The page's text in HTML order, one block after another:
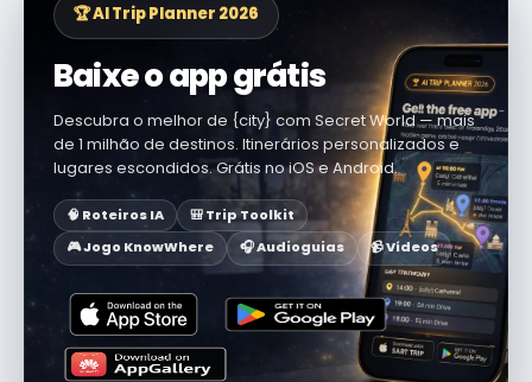
🏆 AI Trip Planner 2026
Baixe o app grátis
Descubra o melhor de {city} com Secret World — mais
de 1 milhão de destinos. Itinerários personalizados e
lugares escondidos. Grátis no iOS e Android.
🧠 Roteiros IA
🎒 Trip Toolkit
🎮 Jogo KnowWhere
🎧 Audioguias 📹 Vídeos